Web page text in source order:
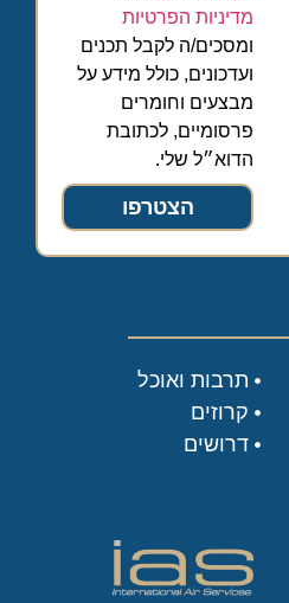
מדיניות הפרטיות
ומסכים/ה לקבל תכנים
ועדכונים, כולל מידע על
מבצעים וחומרים
פרסומיים, לכתובת
הדוא״ל שלי.
הצטרפו
תרבות ואוכל
קרוזים
דרושים